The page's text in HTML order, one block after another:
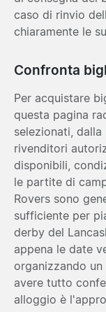
caso di rinvio
chiaramente le
Confronta
Per acquistare
questa pagina
selezionati,
rivenditori
disponibili,
le partite di
Rovers sono
sufficiente per
derby del
appena le date
organizzando
avere tutto
alloggio è